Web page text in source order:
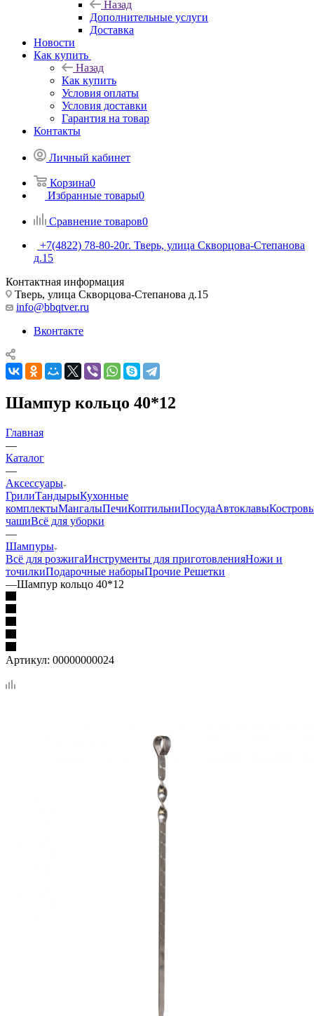
Назад
Дополнительные услуги
Доставка
Новости
Как купить
Назад
Как купить
Условия оплаты
Условия доставки
Гарантия на товар
Контакты
Личный кабинет
Корзина0
Избранные товары0
Сравнение товаров0
+7(4822) 78-80-20г. Тверь, улица Скворцова-Степанова
д.15
Контактная информация
Тверь, улица Скворцова-Степанова д.15
info@bbqtver.ru
Вконтакте
Шампур кольцо 40*12
Главная
—
Каталог
—
Аксессуары
ГрилиТандырыКухонные
комплектыМангалыПечиКоптильниПосудаАвтоклавы
чашиВсё для уборки
—
Шампуры
Всё для розжигаИнструменты для приготовленияНожи и
точилкиПодарочные наборыПрочие Решетки
—Шампур кольцо 40*12
Артикул: 00000000024